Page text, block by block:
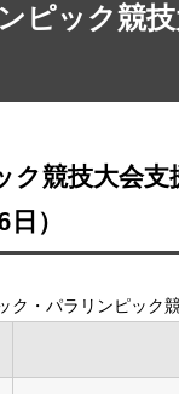
ピック競
競技大会
）
ク・パラリンピック